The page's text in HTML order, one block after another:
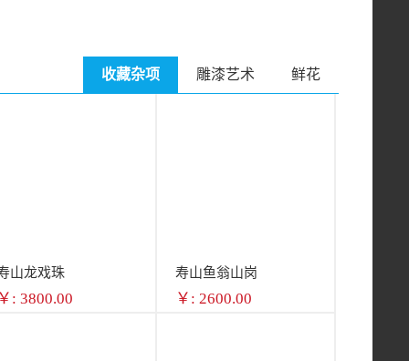
收藏杂项 雕漆艺术 鲜花
山龙戏珠
￥: 3800.00
寿山鱼翁山岗
￥: 2600.00